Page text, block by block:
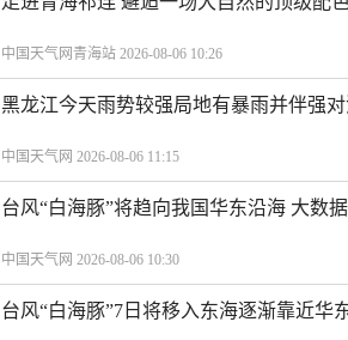
中国天气网青海站 2026-08-06 10:26
黑龙江今天雨势较强局地有暴雨并伴强
中国天气网 2026-08-06 11:15
台风“白海豚”将趋向我国华东沿海 大数
中国天气网 2026-08-06 10:30
台风“白海豚”7日将移入东海逐渐靠近华